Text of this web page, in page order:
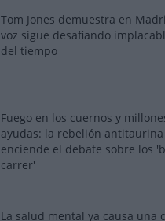
Tom Jones demuestra en
voz sigue desafiando
del tiempo
Fuego en los cuernos y
ayudas: la rebelión
enciende el debate sobre los
carrer'
La salud mental ya causa una